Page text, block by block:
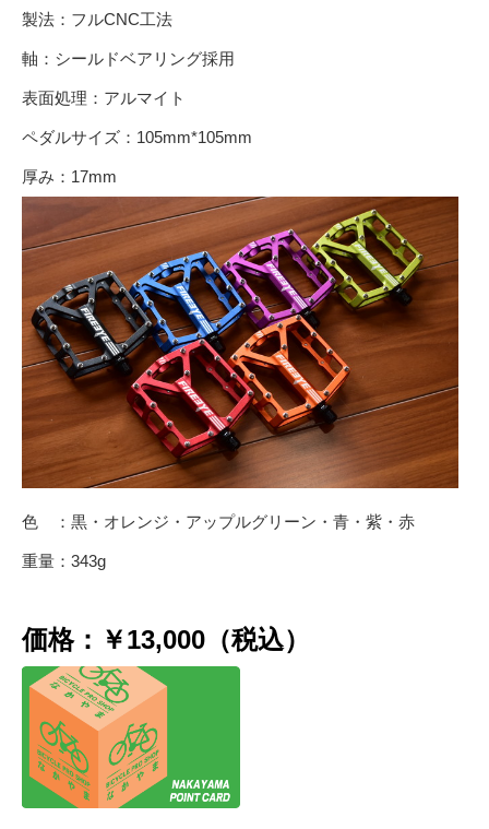
製法：フルCNC工法
軸：シールドベアリング採用
表面処理：アルマイト
ペダルサイズ：105mm*105mm
厚み：17mm
色 ：黒・オレンジ・アップルグリーン・青・紫・赤
重量：343g
価格：￥13,000（税込）